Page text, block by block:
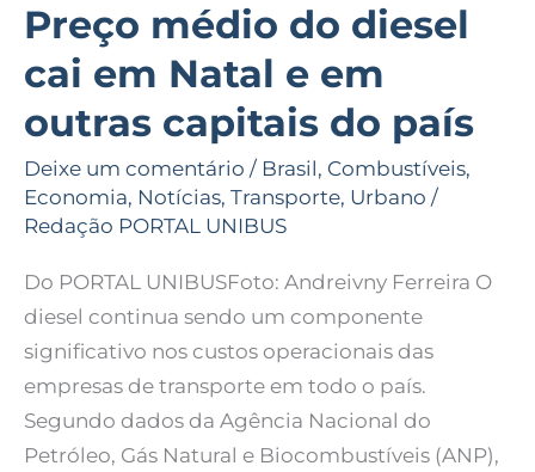
Preço médio do diesel
cai em Natal e em
outras capitais do país
Deixe um comentário / Brasil, Combustíveis,
Economia, Notícias, Transporte, Urbano /
Redação PORTAL UNIBUS
Do PORTAL UNIBUSFoto: Andreivny Ferreira O
diesel continua sendo um componente
significativo nos custos operacionais das
empresas de transporte em todo o país.
Segundo dados da Agência Nacional do
Petróleo, Gás Natural e Biocombustíveis (ANP),
do
país